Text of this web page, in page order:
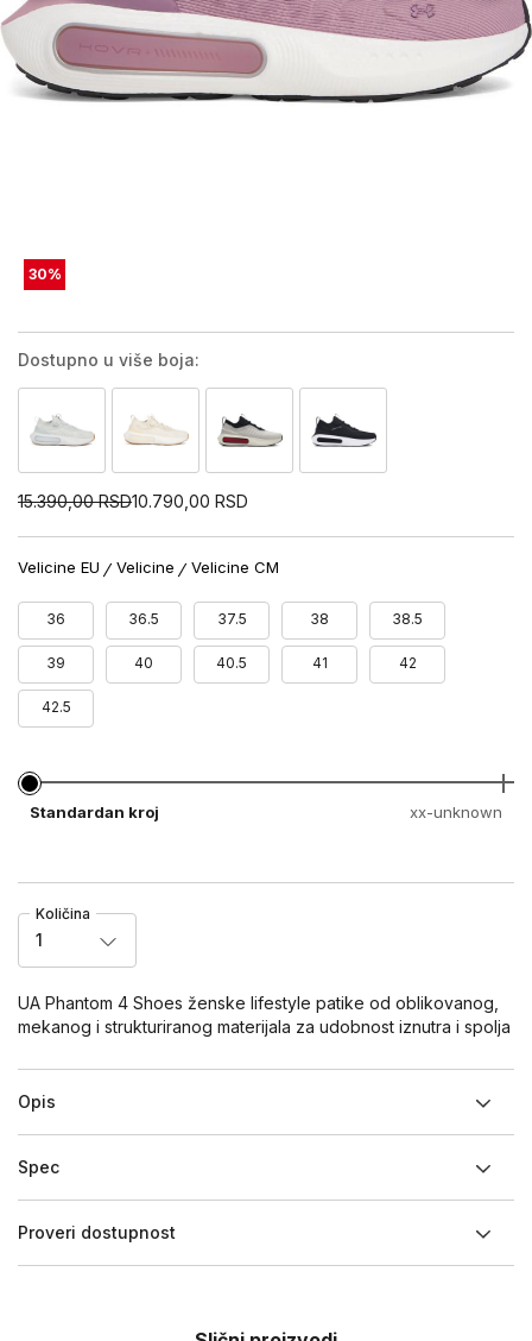
30%
Dostupno u više boja:
15.390,00 RSD10.790,00 RSD
Velicine EU Velicine Velicine CM
36 36.5 37.5 38 38.5
39 40 40.5 41 42
42.5
Standardan kroj xx-unknown
Količina
1
UA Phantom 4 Shoes ženske lifestyle patike od oblikovanog,
mekanog i strukturiranog materijala za udobnost iznutra i spolja
Opis
Spec
Proveri dostupnost